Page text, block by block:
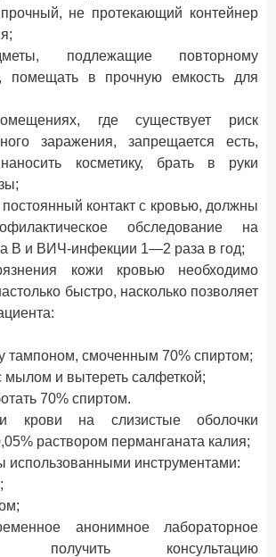
не протекающий контейнер
подлежащие повторному
помещать в прочную емкость для
где существует риск
заражения, запрещается есть,
косметику, брать в руки
контакт с кровью, должны
обследование на
В и ВИЧ-инфекции 1—2 раза в год;
кожи кровью необходимо
быстро, насколько позволяет
тампоном, смоченным 70% спиртом;
и вытереть салфеткой;
70% спиртом.
крови на слизистые оболочки
раствором перманганата калия;
использованными инструментами:
анонимное лабораторное
получить консультацию